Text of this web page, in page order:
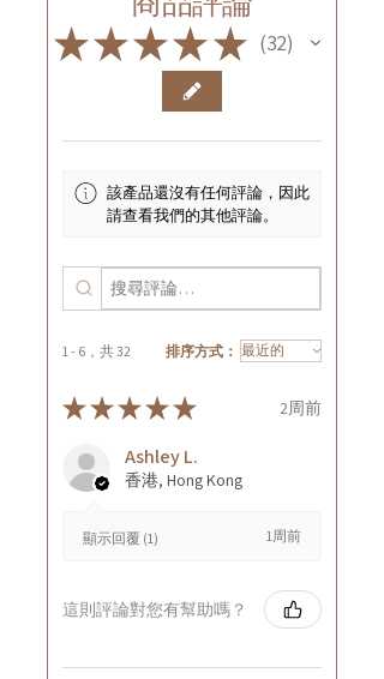
★★★★★ 32
32
該產品還沒有任何評論，因此
請查看我們的其他評論。
1 - 6，共 32 排序方式：
★★★★★ 2周前
Ashley L.
香港, Hong Kong
顯示回覆 (1) 1周前
這則評論對您有幫助嗎？